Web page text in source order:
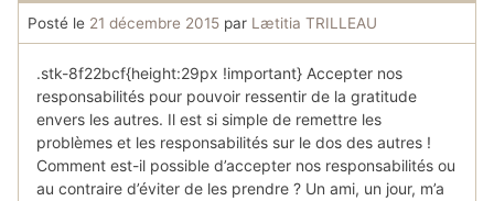
Posté le 21 décembre 2015 par Lætitia TRILLEAU
.stk-8f22bcf{height:29px !important} Accepter nos
responsabilités pour pouvoir ressentir de la gratitude
envers les autres. Il est si simple de remettre les
problèmes et les responsabilités sur le dos des autres !
Comment est-il possible d’accepter nos responsabilités ou
au contraire d’éviter de les prendre ? Un ami, un jour, m’a